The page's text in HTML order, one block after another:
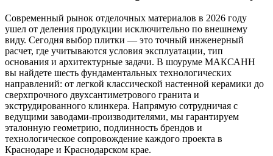
Современный рынок отделочных материалов в 2026 году
ушел от деления продукции исключительно по внешнему
виду. Сегодня выбор плитки — это точный инженерный
расчет, где учитываются условия эксплуатации, тип
основания и архитектурные задачи. В шоуруме МАКСАНН
вы найдете шесть фундаментальных технологических
направлений: от легкой классической настенной керамики до
сверхпрочного двухсантиметрового гранита и
экструдированного клинкера. Напрямую сотрудничая с
ведущими заводами‑производителями, мы гарантируем
эталонную геометрию, подлинность брендов и
технологическое сопровождение каждого проекта в
Краснодаре и Краснодарском крае.